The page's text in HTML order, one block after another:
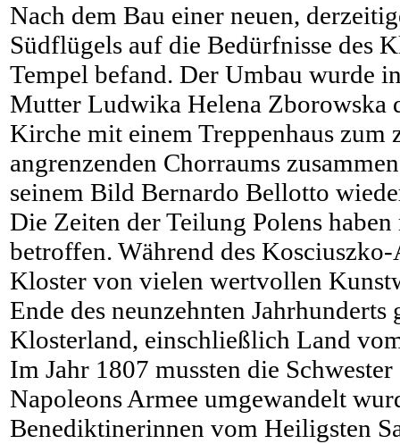
Nach dem Bau einer neuen,
Südflügels auf die Bedürfnisse des
Tempel befand. Der Umbau wurde
Mutter Ludwika Helena Zborowska
Kirche mit einem Treppenhaus zum
angrenzenden Chorraums
seinem Bild Bernardo Bellotto
Die Zeiten der Teilung Polens
betroffen. Während des
Kloster von vielen wertvollen
Ende des neunzehnten
Klosterland, einschließlich Land
Im Jahr 1807 mussten die
Napoleons Armee umgewandelt
Benediktinerinnen vom Heiligsten